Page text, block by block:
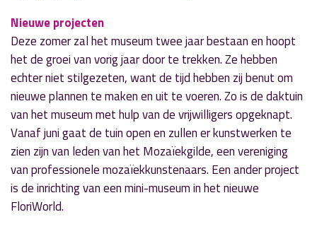
Nieuwe projecten
Deze zomer zal het museum twee jaar bestaan en hoopt
het de groei van vorig jaar door te trekken. Ze hebben
echter niet stilgezeten, want de tijd hebben zij benut om
nieuwe plannen te maken en uit te voeren. Zo is de daktuin
van het museum met hulp van de vrijwilligers opgeknapt.
Vanaf juni gaat de tuin open en zullen er kunstwerken te
zien zijn van leden van het Mozaïekgilde, een vereniging
van professionele mozaïekkunstenaars. Een ander project
is de inrichting van een mini-museum in het nieuwe
FloriWorld.